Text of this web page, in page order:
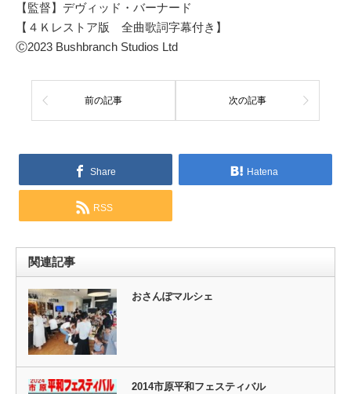
【監督】デヴィッド・バーナード
【４Ｋレストア版 全曲歌詞字幕付き】
Ⓒ2023 Bushbranch Studios Ltd
前の記事 次の記事
Share Hatena
RSS
関連記事
おさんぽマルシェ
2014市原平和フェスティバル